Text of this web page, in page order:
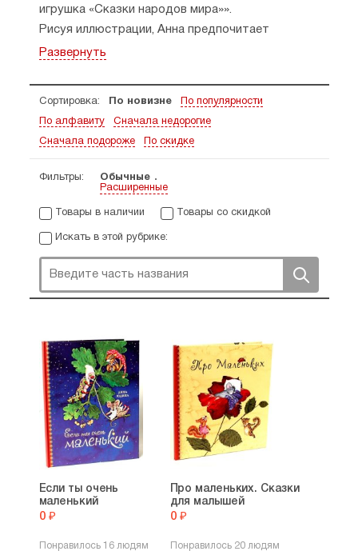
игрушка «Сказки народов мира»».
Рисуя иллюстрации, Анна предпочитает
самостоятельно готовить макет книги,
создавая не только картинки к тексту, но и
акрил, тушь, перо, пастель, гуашь.
Анна сотрудничает со многими детскими
издательствами, помимо иллюстрации
разрабатывала мультимедийную игру по
мотивам сказки «Руслан и Людмила»,
оформляла CD диски и пр.
Принимала участие в Биеннале иллюстрации в
Братиславе BIB-2009.
им. Х.К.Андерсена. В 2010 году за иллюстрации к
книге «Аня в стране чудес» Анна награждена
премией IBBY (International Board on Books for
Развернуть
Сортировка: По новизне По популярности
По алфавиту Сначала недорогие
Сначала подороже По скидке
Фильтры:
Обычные
Расширенные
Товары в наличии Товары со скидкой
Искать в этой рубрике:
Если ты очень
маленький
0 ₽
Понравилось 16 людям
Про маленьких. Сказки
для малышей
0 ₽
Понравилось 20 людям